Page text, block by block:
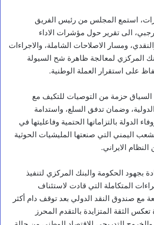
استمع المجلس من رئيس الفريق
الى تقرير حول مؤشرات الاداء
ومسار الاصلاحات الشاملة، والاجراءات
المركزي لمعالجة ظاهرة شح السيولة
على استقرار العملة الوطنية.
حزمة من التوصيات للتكيف مع
وضمان تدفق السلع، واستدامة
الدولة بالتزاماتها الحتمية وفاعليتها في
اليمني التي صنعتها المليشيات الحوثية
الايراني.
بجهود الحكومة والبنك المركزي لتنفيذ
المتكاملة التي قادت لاستئناف
مع صندوق النقد الدولي بعد توقف دام أكثر
تعكس الثقة المتزايدة بالتقدم المحرز